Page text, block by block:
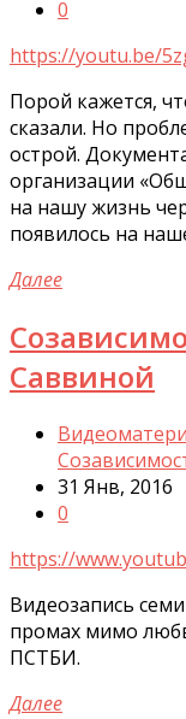
0
https://youtu.be/
Порой кажется,
сказали. Но
острой.
организации
на нашу жизнь
появилось на
Далее
Саввиной
31 Янв, 2016
0
https://
Видеозапись
промах мимо
ПСТБИ.
Далее